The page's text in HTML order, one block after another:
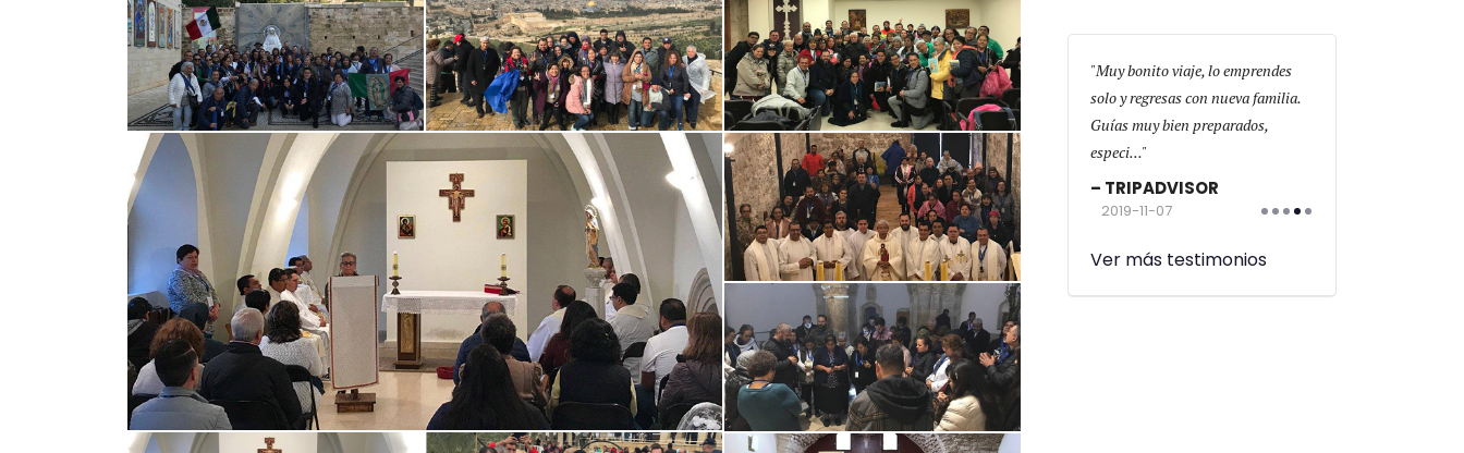
El gran viaje de mi vida, que la
cambiado espiritualmente y
física,Retiro Espiritual, siguiendo
las...
TRIPADVISOR
2019-10-18
Hacer un viaje con
Peregrinaciones.mx es una
experiencia inolvidable . Excelentes
guías , hoteles y...
TRIPADVISOR
2019-11-14
Excelente empresa, muy bien
organizados y todo lo que ofrecen
lo cumplen, su Director es un gran
TRIPADVISOR
2019-11-10
Increíble viaje con
Perrgrinaciones.mx hoteles muy
buenos! GUIA estupendo y
fabuloso itinerario! Li...
TRIPADVISOR
2019-11-09
Muy bonito viaje, lo emprendes
solo y regresas con nueva familia.
Guías muy bien preparados,
especi...
TRIPADVISOR
2019-11-07
Ver más testimonios